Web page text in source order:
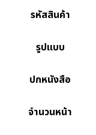
รหัสสินค้า
รูปแบบ
ปกหนังสือ
จำนวนหน้า